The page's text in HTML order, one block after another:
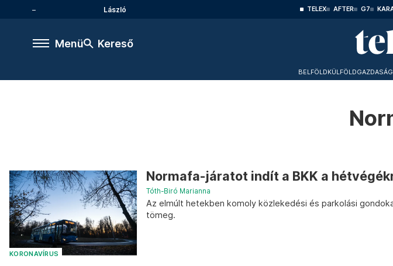
László TELEX AFTER G7
Menü Kereső
BELFÖLDKÜLFÖLDGAZDASÁG
KORONAVÍRUS
Normafa-járatot indít a BKK a
Tóth-Biró Marianna
Az elmúlt hetekben komoly közlekedési és parkolási
tömeg.